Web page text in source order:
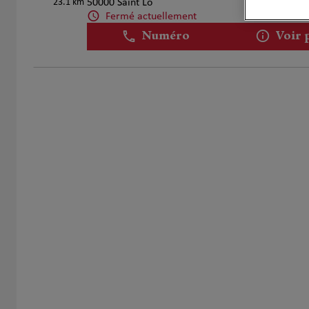
23.1 km 50000 Saint Lô
Fermé actuellement
Numéro Voir